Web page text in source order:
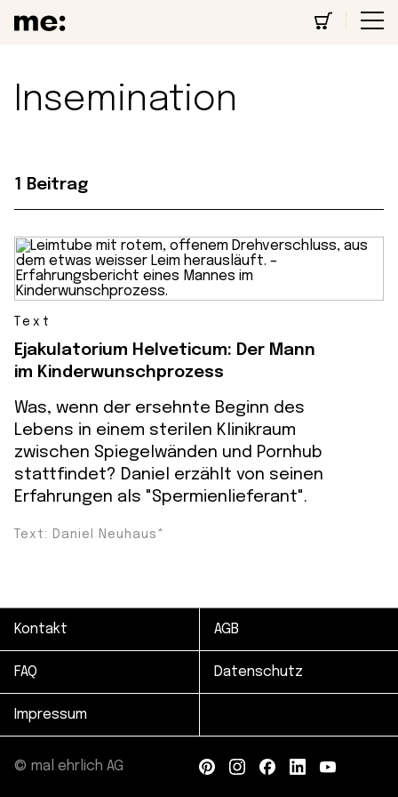
Insemination
1 Beitrag
Text
Ejakulatorium Helveticum: Der Mann
im Kinderwunschprozess
Was, wenn der ersehnte Beginn des
Lebens in einem sterilen Klinikraum
zwischen Spiegelwänden und Pornhub
stattfindet? Daniel erzählt von seinen
Erfahrungen als "Spermienlieferant".
Text: Daniel Neuhaus*
Kontakt AGB
FAQ Datenschutz
Impressum
© mal ehrlich AG